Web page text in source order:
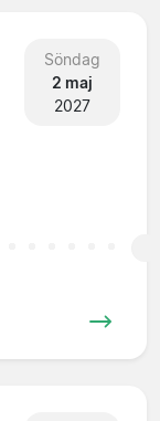
Söndag
2 maj
2027